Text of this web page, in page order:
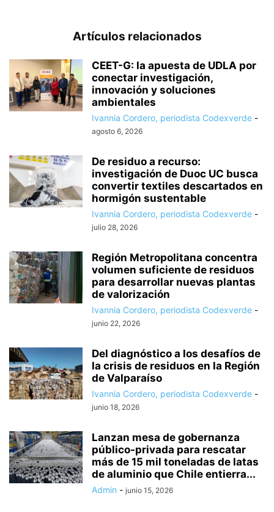
Artículos relacionados
CEET-G: la apuesta de UDLA por
conectar investigación,
innovación y soluciones
ambientales
Ivannia Cordero, periodista Codexverde -
agosto 6, 2026
De residuo a recurso:
investigación de Duoc UC busca
convertir textiles descartados en
hormigón sustentable
Ivannia Cordero, periodista Codexverde -
julio 28, 2026
Región Metropolitana concentra
volumen suficiente de residuos
para desarrollar nuevas plantas
de valorización
Ivannia Cordero, periodista Codexverde -
junio 22, 2026
Del diagnóstico a los desafíos de
la crisis de residuos en la Región
de Valparaíso
Ivannia Cordero, periodista Codexverde -
junio 18, 2026
Lanzan mesa de gobernanza
público-privada para rescatar
más de 15 mil toneladas de latas
de aluminio que Chile entierra...
Admin - junio 15, 2026